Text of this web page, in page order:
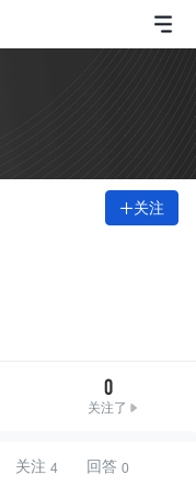
关注
0
关注了
关注 回答